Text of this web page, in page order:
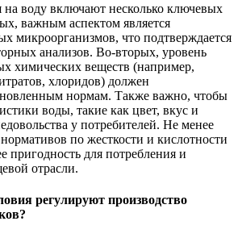
на воду включают несколько ключевых
важным аспектом является
микроорганизмов, что подтверждается
анализов. Во-вторых, уровень
химических веществ (например,
хлоридов) должен
нормам. Также важно, чтобы
воды, такие как цвет, вкус и
у потребителей. Не менее
по жесткости и кислотности
пригодность для потребления и
отрасли.
регулируют производство